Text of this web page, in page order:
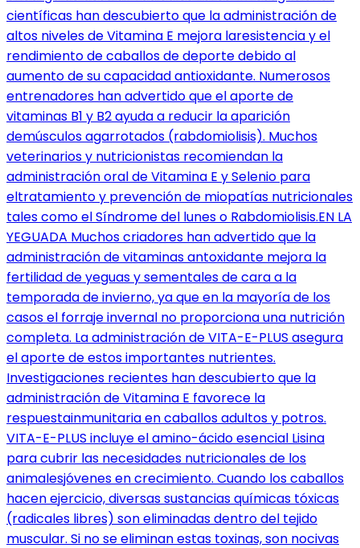
científicas han descubierto que la administración de
altos niveles de Vitamina E mejora laresistencia y el
rendimiento de caballos de deporte debido al
aumento de su capacidad antioxidante. Numerosos
entrenadores han advertido que el aporte de
vitaminas B1 y B2 ayuda a reducir la aparición
demúsculos agarrotados (rabdomiolisis). Muchos
veterinarios y nutricionistas recomiendan la
administración oral de Vitamina E y Selenio para
eltratamiento y prevención de miopatías nutricionales
tales como el Síndrome del lunes o Rabdomiolisis.EN LA
YEGUADA Muchos criadores han advertido que la
administración de vitaminas antoxidante mejora la
fertilidad de yeguas y sementales de cara a la
temporada de invierno, ya que en la mayoría de los
casos el forraje invernal no proporciona una nutrición
completa. La administración de VITA-E-PLUS asegura
el aporte de estos importantes nutrientes.
Investigaciones recientes han descubierto que la
administración de Vitamina E favorece la
respuestainmunitaria en caballos adultos y potros.
VITA-E-PLUS incluye el amino-ácido esencial Lisina
para cubrir las necesidades nutricionales de los
animalesjóvenes en crecimiento. Cuando los caballos
hacen ejercicio, diversas sustancias químicas tóxicas
(radicales libres) son eliminadas dentro del tejido
muscular. Si no se eliminan estas toxinas, son nocivas